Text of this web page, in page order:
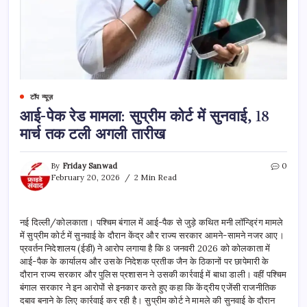
टॉप न्यूज़
आई-पेक रेड मामला: सुप्रीम कोर्ट में सुनवाई, 18
मार्च तक टली अगली तारीख
By Friday Sanwad
February 20, 2026
2 Min Read
0
नई दिल्ली/कोलकाता। पश्चिम बंगाल में आई-पैक से जुड़े कथित मनी लॉन्ड्रिंग मामले
में सुप्रीम कोर्ट में सुनवाई के दौरान केंद्र और राज्य सरकार आमने-सामने नजर आए।
प्रवर्तन निदेशालय (ईडी) ने आरोप लगाया है कि 8 जनवरी 2026 को कोलकाता में
आई-पैक के कार्यालय और उसके निदेशक प्रतीक जैन के ठिकानों पर छापेमारी के
दौरान राज्य सरकार और पुलिस प्रशासन ने उसकी कार्रवाई में बाधा डाली। वहीं पश्चिम
बंगाल सरकार ने इन आरोपों से इनकार करते हुए कहा कि केंद्रीय एजेंसी राजनीतिक
दबाव बनाने के लिए कार्रवाई कर रही है। सुप्रीम कोर्ट ने मामले की सुनवाई के दौरान